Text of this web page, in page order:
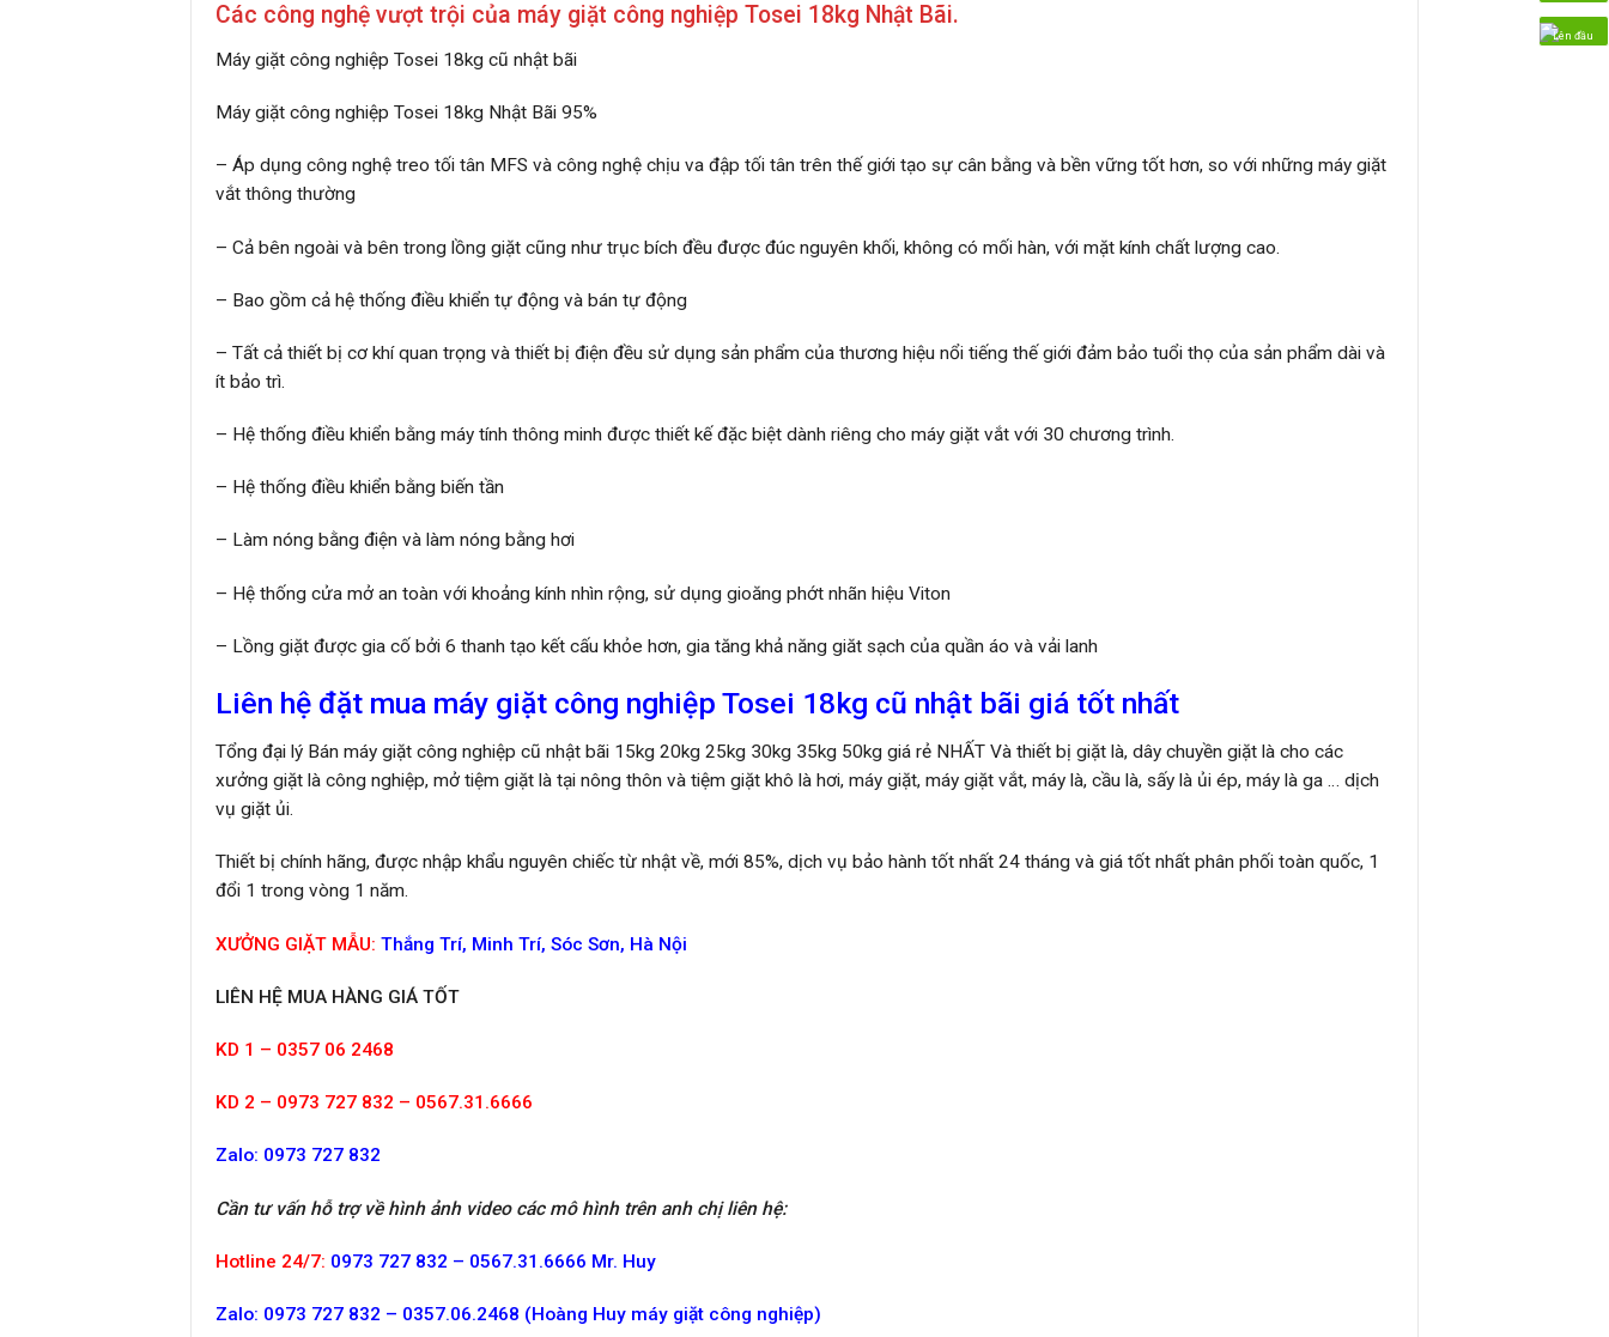
Các công nghệ vượt trội của máy giặt công nghiệp Tosei 18kg Nhật Bãi.
Máy giặt công nghiệp Tosei 18kg cũ nhật bãi
Máy giặt công nghiệp Tosei 18kg Nhật Bãi 95%
– Áp dụng công nghệ treo tối tân MFS và công nghệ chịu va đập tối tân trên thế giới tạo sự cân bằng và bền vững tốt hơn, so với những máy giặt
vắt thông thường
– Cả bên ngoài và bên trong lồng giặt cũng như trục bích đều được đúc nguyên khối, không có mối hàn, với mặt kính chất lượng cao.
– Bao gồm cả hệ thống điều khiển tự động và bán tự động
– Tất cả thiết bị cơ khí quan trọng và thiết bị điện đều sử dụng sản phẩm của thương hiệu nổi tiếng thế giới đảm bảo tuổi thọ của sản phẩm dài và
ít bảo trì.
– Hệ thống điều khiển bằng máy tính thông minh được thiết kế đặc biệt dành riêng cho máy giặt vắt với 30 chương trình.
– Hệ thống điều khiển bằng biến tần
– Làm nóng bằng điện và làm nóng bằng hơi
– Hệ thống cửa mở an toàn với khoảng kính nhìn rộng, sử dụng gioăng phớt nhãn hiệu Viton
– Lồng giặt được gia cố bởi 6 thanh tạo kết cấu khỏe hơn, gia tăng khả năng giăt sạch của quần áo và vải lanh
Liên hệ đặt mua máy giặt công nghiệp Tosei 18kg cũ nhật bãi giá tốt nhất
Tổng đại lý Bán máy giặt công nghiệp cũ nhật bãi 15kg 20kg 25kg 30kg 35kg 50kg giá rẻ NHẤT Và thiết bị giặt là, dây chuyền giặt là cho các
xưởng giặt là công nghiệp, mở tiệm giặt là tại nông thôn và tiệm giặt khô là hơi, máy giặt, máy giặt vắt, máy là, cầu là, sấy là ủi ép, máy là ga … dịch
vụ giặt ủi.
Thiết bị chính hãng, được nhập khẩu nguyên chiếc từ nhật về, mới 85%, dịch vụ bảo hành tốt nhất 24 tháng và giá tốt nhất phân phối toàn quốc, 1
đổi 1 trong vòng 1 năm.
XƯỞNG GIẶT MẪU: Thắng Trí, Minh Trí, Sóc Sơn, Hà Nội
LIÊN HỆ MUA HÀNG GIÁ TỐT
KD 1 – 0357 06 2468
KD 2 – 0973 727 832 – 0567.31.6666
Zalo: 0973 727 832
Cần tư vấn hỗ trợ về hình ảnh video các mô hình trên anh chị liên hệ:
Hotline 24/7: 0973 727 832 – 0567.31.6666 Mr. Huy
Zalo: 0973 727 832 – 0357.06.2468 (Hoàng Huy máy giặt công nghiệp)
Lên đầu